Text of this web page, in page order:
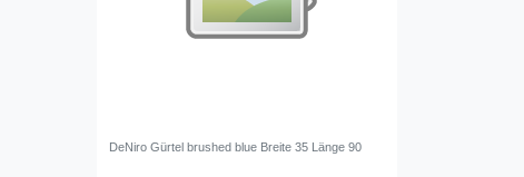
DeNiro Gürtel brushed blue Breite 35 Länge 90